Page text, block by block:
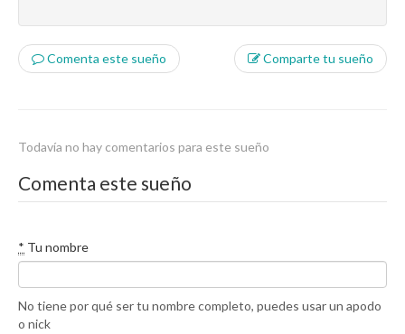
Comenta este sueño Comparte tu sueño
Todavía no hay comentarios para este sueño
Comenta este sueño
* Tu nombre
No tiene por qué ser tu nombre completo, puedes usar un apodo
o nick